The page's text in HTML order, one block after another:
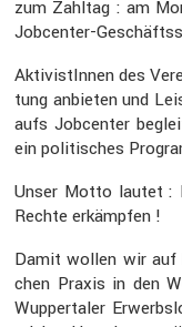
zum Zahltag : am
Jobcenter-
Aktivis­tInnen des
tung anbieten und
aufs Jobcenter
ein politi­sches
Unser Motto lautet :
Rechte erkämpfen !
Damit wollen wir
chen Praxis in den
Wupper­taler